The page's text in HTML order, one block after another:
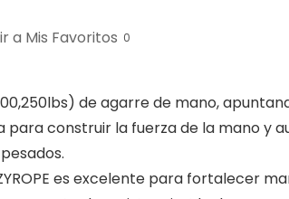
a Mis Favoritos 0
de agarre de mano,
construir la fuerza de la mano y
es excelente para fortalecer